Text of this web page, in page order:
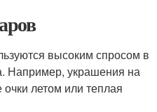
высоким спросом в
Например, украшения на
летом или теплая